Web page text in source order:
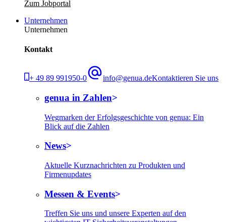
Zum Jobportal
Unternehmen
Unternehmen
Kontakt
+ 49 89 991950-0 info@genua.deKontaktieren Sie uns
genua in Zahlen
Wegmarken der Erfolgsgeschichte von genua: Ein
Blick auf die Zahlen
News
Aktuelle Kurznachrichten zu Produkten und
Firmenupdates
Messen & Events
Treffen Sie uns und unsere Experten auf den